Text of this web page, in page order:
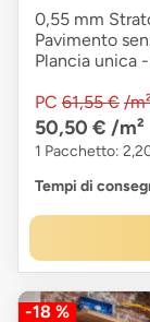
0,55 mm
Pavimento
Plancia unica
PC 61,55 € /
50,50 € /m²
1 Pacchetto:
Tempi di
-18 %